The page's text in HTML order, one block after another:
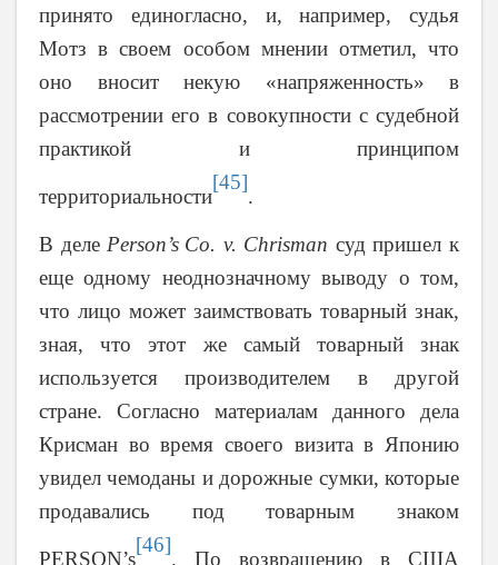
принято единогласно, и, например, судья
Мотз в своем особом мнении отметил, что
оно вносит некую «напряженность» в
рассмотрении его в совокупности с судебной
практикой и принципом
территориальности
[45]
.
В деле Person’s Co. v. Chrisman суд пришел к
еще одному неоднозначному выводу о том,
что лицо может заимствовать товарный знак,
зная, что этот же самый товарный знак
используется производителем в другой
стране. Согласно материалам данного дела
Крисман во время своего визита в Японию
увидел чемоданы и дорожные сумки, которые
продавались под товарным знаком
PERSON’s
[46]
. По возвращению в США